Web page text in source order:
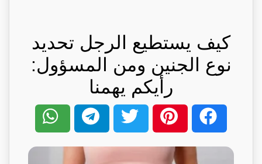
كيف يستطيع الرجل تحديد
نوع الجنين ومن المسؤول:
رأيكم يهمنا